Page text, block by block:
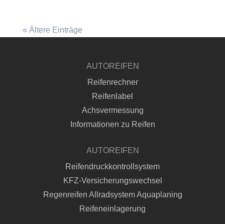
« Ältere Einträge
AUTOREIFEN
Reifenrechner
Reifenlabel
Achsvermessung
Informationen zu Reifen
AUTOREIFEN
Reifendruckkontrollsystem
KFZ-Versicherungswechsel
Regenreifen Allradsystem Aquaplaning
Reifeneinlagerung